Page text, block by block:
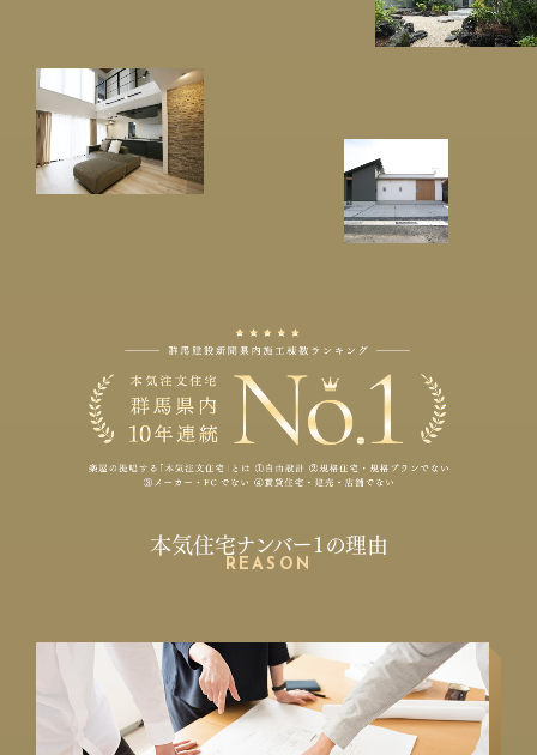
本気住宅ナンバー1の理由
REASON